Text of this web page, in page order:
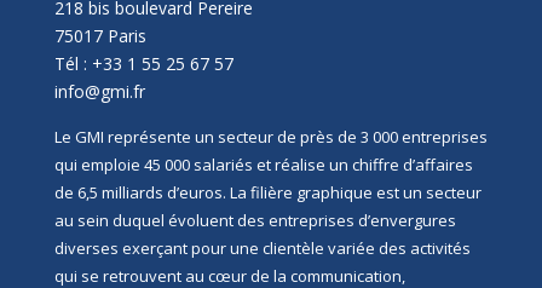
218 bis boulevard Pereire
75017 Paris
Tél : +33 1 55 25 67 57
info@gmi.fr
Le GMI représente un secteur de près de 3 000 entreprises
qui emploie 45 000 salariés et réalise un chiffre d’affaires
de 6,5 milliards d’euros. La filière graphique est un secteur
au sein duquel évoluent des entreprises d’envergures
diverses exerçant pour une clientèle variée des activités
qui se retrouvent au cœur de la communication,